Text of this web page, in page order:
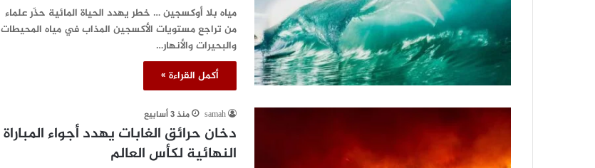
مياه بلا أوكسجين … خطر يهدد الحياة المائية حذّر علماء
من تراجع مستويات الأكسجين المذاب في مياه المحيطات
والبحيرات والأنهار…
أكمل القراءة »
samah منذ 3 أسابيع
دخان حرائق الغابات يهدد أجواء المباراة
النهائية لكأس العالم